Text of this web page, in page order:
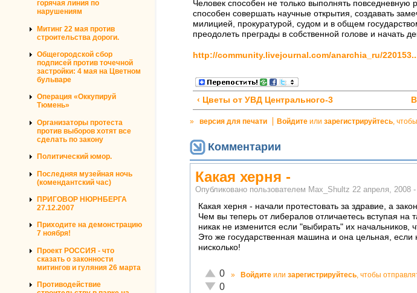
горячая линия по
нарушениям
Митинг 22 мая против
строительства дороги.
Общегородской сбор
подписей против точечной
застройки: 4 мая на Цветном
бульваре
Операция «Оккупируй
Тюмень»
Организаторы протеста
против выборов хотят все
сделать по закону
Политический юмор.
Последняя музейная ночь
(комендантский час)
ПРИГОВОР НЮРНБЕРГА
27.12.2007
Приходите на демонстрацию
7 ноября!
Проект РОССИЯ - что
сказать о законности
митингов и гуляния 26 марта
Противодействие
Человек способен не только выполнять повседневную
способен совершать научные открытия, создавать
милицией, прокуратурой, судом и в общем
преодолеть преграды в собственной голове и начать
http://community.livejournal.com/anarchia_ru/
‹ Цветы от УВД Центрального-3
» версия для печати Войдите или зарегистрируйтесь,
Комментарии
Какая херня -
Опубликовано пользователем Max_Shultz 22 апреля, 2008
Какая херня - начали протестовать за здравие, а
Чем вы теперь от либералов отличаетесь вступая
никак не изменится если "выбирать" их начальников,
Это же государственная машина и она цельная,
нисколько!
Отлично!
0
Неадекватно!
0
» Войдите или зарегистрируйтесь , чтобы